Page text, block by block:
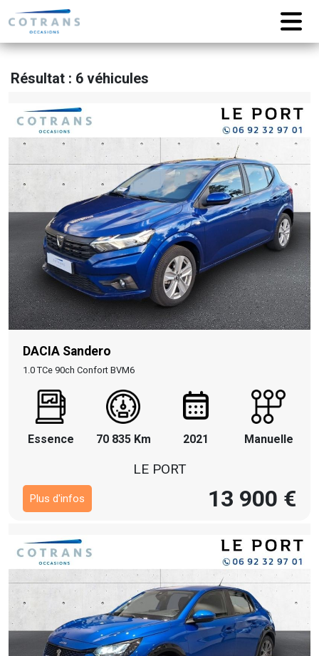
Résultat : 6 véhicules
DACIA Sandero
1.0 TCe 90ch Confort BVM6
Essence 70 835 Km 2021 Manuelle
LE PORT
Plus d'infos 13 900 €